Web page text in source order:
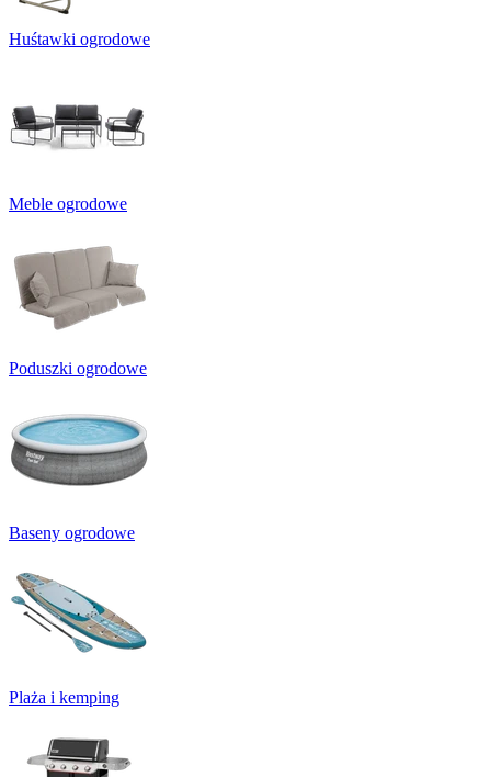
Huśtawki ogrodowe
Meble ogrodowe
Poduszki ogrodowe
Baseny ogrodowe
Plaża i kemping